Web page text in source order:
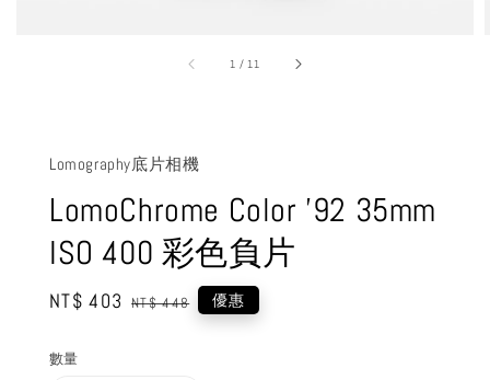
1 / 11
Lomography底片相機
LomoChrome Color ’92 35mm
ISO 400 彩色負片
Sale
NT$ 403 Regular
NT$ 448 優惠
數量